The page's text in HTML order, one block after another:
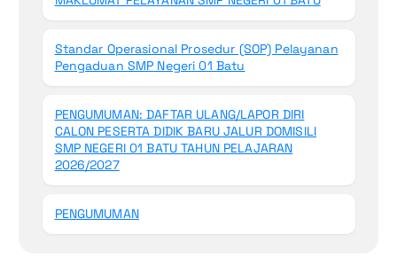
Standar Operasional Prosedur (SOP) Pelayanan
Pengaduan SMP Negeri 01 Batu
PENGUMUMAN: DAFTAR ULANG/LAPOR DIRI
CALON PESERTA DIDIK BARU JALUR DOMISILI
SMP NEGERI 01 BATU TAHUN PELAJARAN
2026/2027
PENGUMUMAN